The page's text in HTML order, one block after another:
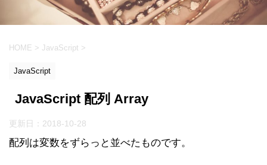
HOME > JavaScript >
JavaScript
JavaScript 配列 Array
更新日： 2018-10-28
配列は変数をずらっと並べたものです。